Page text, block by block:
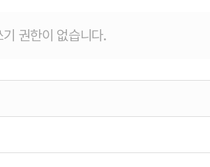
기 권한이 없습니다.